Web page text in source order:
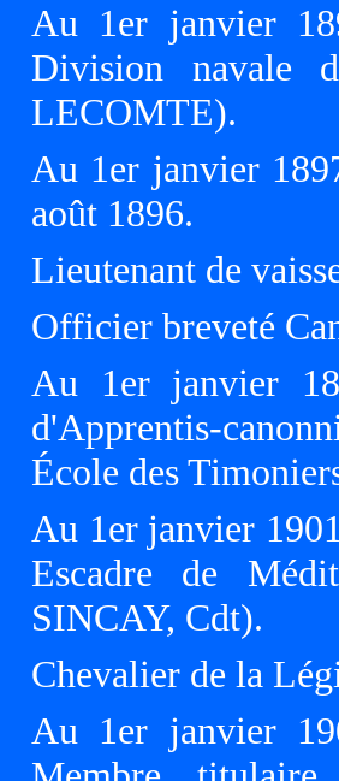
Au 1er janvier
Division navale
LECOMTE).
Au 1er janvier
août 1896.
Lieutenant de
Officier breveté
Au 1er janvier
d'Apprentis-
École des
Au 1er janvier
Escadre de
SINCAY, Cdt).
Chevalier de la
Au 1er janvier